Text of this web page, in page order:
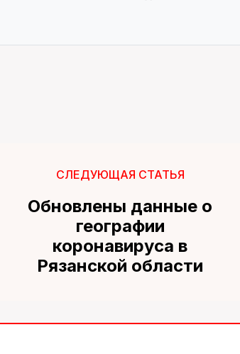
СЛЕДУЮЩАЯ СТАТЬЯ
Обновлены данные о
географии
коронавируса в
Рязанской области